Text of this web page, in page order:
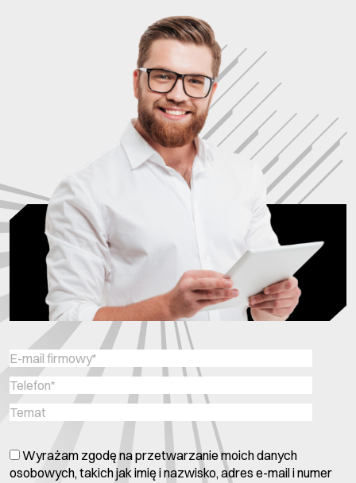
Wyrażam zgodę na przetwarzanie moich danych
osobowych, takich jak imię i nazwisko, adres e-mail i numer